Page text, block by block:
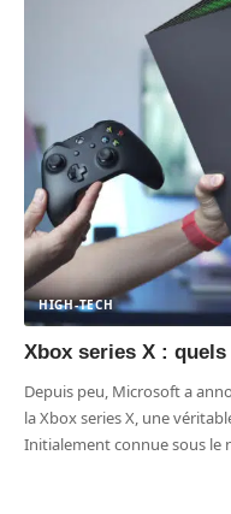
HIGH-TECH
Xbox series X :
Depuis peu, Microsoft a
la Xbox series X, une
Initialement connue sous le